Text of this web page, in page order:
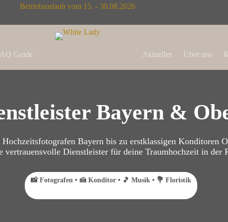
Betriebsurlaub vom 15. - 30.08.2026
Guide Aktuelles Über uns
Bayern &
Hochzeitsfotografen Bayern bis zu erstklassigen Konditoren
vertrauensvolle Dienstleister für deine Traumhochzeit in der
📸 Fotografen • 🍰 Konditor • 🎵 Musik • 💐 Floristik